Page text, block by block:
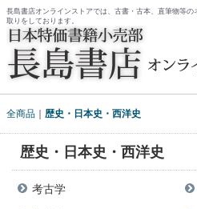
長島書店オンラインストアでは、古書・古本、直筆物等の
取りをしております。
全商品 歴史・日本史・西洋史
歴史・日本史・西洋史
考古学